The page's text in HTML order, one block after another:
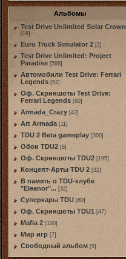
Альбомы
Test Drive Unlimited Solar Crown
[19]
Euro Truck Simulator 2 [2]
Test Drive Unlimited: Project
Paradise [566]
Автомобили Test Drive: Ferrari
Legends [52]
Оф. Скриншоты Test Drive:
Ferrari Legends [60]
Armada_Crazy [42]
Art Armada [11]
TDU 2 Beta gameplay [300]
Обои TDU2 [8]
Оф. Скриншоты TDU2 [195]
Концепт-Арты TDU 2 [32]
В память о TDU-клубе
"Eleanor"... [32]
Суперкары TDU [80]
Оф. Скриншоты TDU1 [47]
Mafia 2 [100]
Мир игр [7]
Свободный альбом [5]